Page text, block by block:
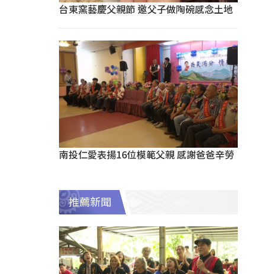
台東窯藝慶父親節 邀父子做陶碗感念土地
南投仁愛表揚16位模範父親 感謝爸爸辛勞
推薦新聞